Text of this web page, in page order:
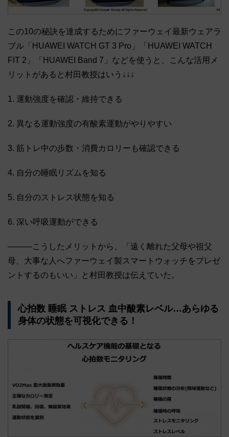
この10の秘訣を達成するためにファーウェイ最新ウェアラ
ブル「HUAWEI WATCH GT 3 Pro」「HUAWEI WATCH
FIT 2」「HUAWEI Band 7」などを使うと、こんな活用メ
リットがあると村田教授はいう↓↓↓
1. 運動強度を確認・維持できる
2. 異なる運動強度の有酸素運動がやりやすい
3. 筋トレ中の歩数・消費カロリーも確認できる
4. 自分の睡眠リズムを知る
5. 自分のストレス状態を知る
6. 深い呼吸運動ができる
―――こうしたメリットから、「遠く離れた父母や祖父
母、大事な人へファーウェイ製スマートウォッチをプレゼ
ントするのもいい」と村田教授は伝えていた。
心拍数 睡眠 ストレス 血中酸素レベル…あらゆる
身体の状態を可視化できる！